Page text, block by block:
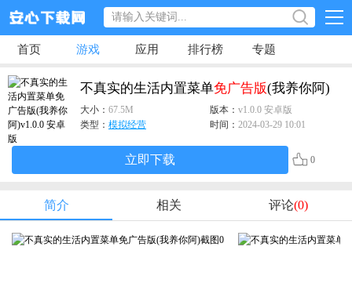
首页 游戏 应用 排行榜 专题
不真实的生活内置菜单免广告版(我养你阿)
大小： 67.5M 版本： v1.0.0 安卓版
类型： 模拟经营 时间： 2024-03-29 10:01
立即下载 0
简介 相关 评论(0)